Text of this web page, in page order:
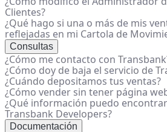
Clientes?
¿Qué hago si una o más de mis
reflejadas en mi Cartola de
Consultas
¿Cómo me contacto con
¿Cómo doy de baja el servicio de
¿Cuándo depositamos tus ventas?
¿Cómo vender sin tener página
¿Qué información puedo
Transbank Developers?
Documentación